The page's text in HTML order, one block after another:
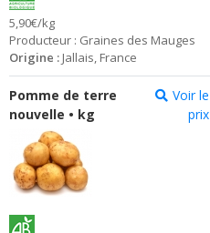
5,90€/kg
Producteur : Graines des Mauges
Origine : Jallais, France
Pomme de terre
nouvelle • kg
Voir le
prix